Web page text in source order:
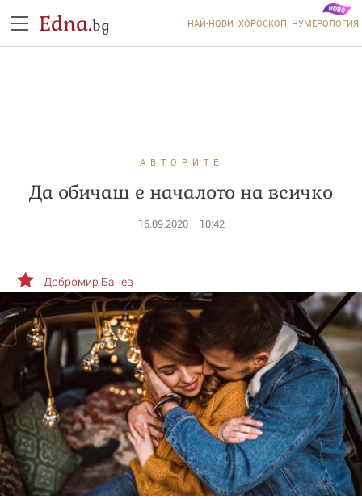
Edna.bg НАЙ-НОВИ ХОРОСКОП НУМЕРОЛОГИЯ
АВТОРИТЕ
Да обичаш е началото на всичко
16.09.2020 10:42
Добромир Банев